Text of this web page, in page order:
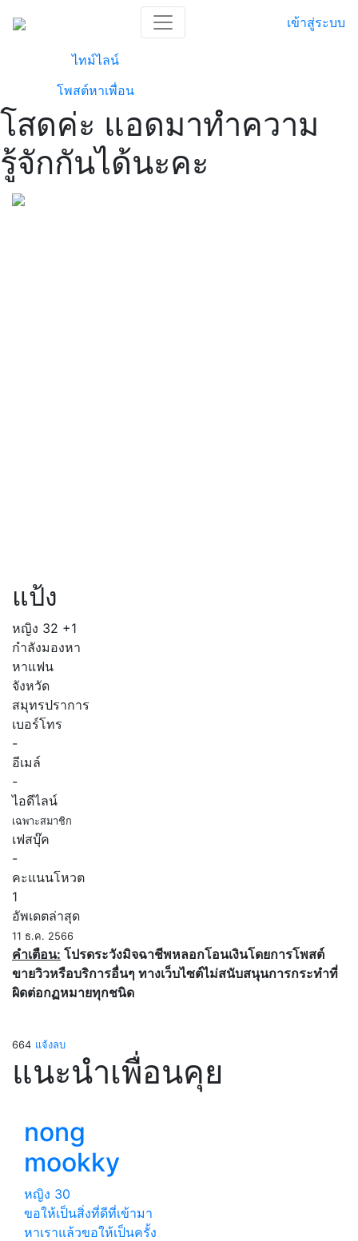
เข้าสู่ระบบ
ไทม์ไลน์
โพสต์หาเพื่อน
โสดค่ะ แอดมาทำความ
รู้จักกันได้นะคะ
แป้ง
หญิง 32 +1
กำลังมองหา
หาแฟน
จังหวัด
สมุทรปราการ
เบอร์โทร
-
อีเมล์
-
ไอดีไลน์
เฉพาะสมาชิก
เฟสบุ๊ค
-
คะแนนโหวต
1
อัพเดตล่าสุด
11 ธ.ค. 2566
คำเตือน: โปรดระวังมิจฉาชีพหลอกโอนเงินโดยการโพสต์
ขายวิวหรือบริการอื่นๆ ทางเว็บไซต์ไม่สนับสนุนการกระทำที่
ผิดต่อกฏหมายทุกชนิด
664 แจ้งลบ
แนะนำเพื่อนคุย
nong
mookky
หญิง 30
ขอให้เป็นสิ่งที่ดีที่เข้ามา
หาเราแล้วขอให้เป็นครั้ง